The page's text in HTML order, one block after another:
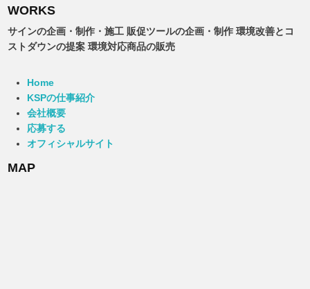
WORKS
サインの企画・制作・施工 販促ツールの企画・制作 環境改善とコ
ストダウンの提案 環境対応商品の販売
Home
KSPの仕事紹介
会社概要
応募する
オフィシャルサイト
MAP